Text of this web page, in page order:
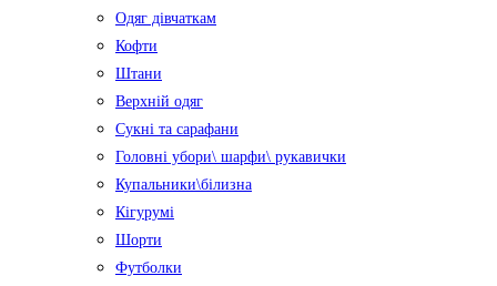
Одяг дівчаткам
Кофти
Штани
Верхній одяг
Сукні та сарафани
Головні убори\ шарфи\ рукавички
Купальники\білизна
Кігурумі
Шорти
Футболки